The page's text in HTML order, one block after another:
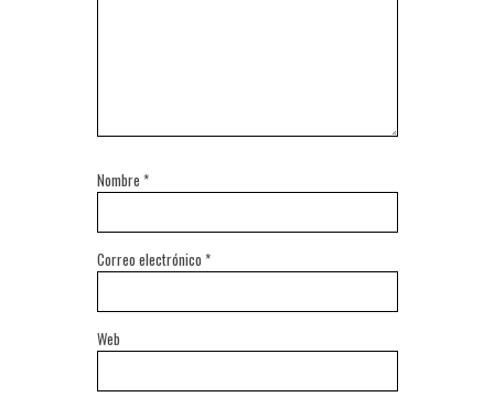
Nombre *
Correo electrónico *
Web